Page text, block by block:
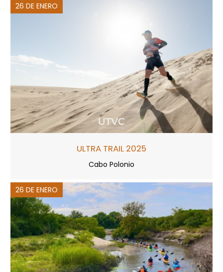
26 DE ENERO
ULTRA TRAIL 2025
Cabo Polonio
26 DE ENERO